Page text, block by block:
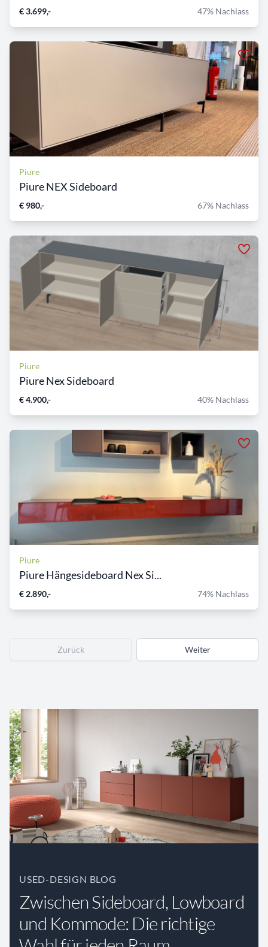
€ 3.699,- 47% Nachlass
Piure
Piure NEX Sideboard
€ 980,- 67% Nachlass
Piure
Piure Nex Sideboard
€ 4.900,- 40% Nachlass
Piure
Piure Hängesideboard Nex Si...
€ 2.890,- 74% Nachlass
Zurück Weiter
USED-DESIGN BLOG
Zwischen Sideboard, Lowboard
und Kommode: Die richtige